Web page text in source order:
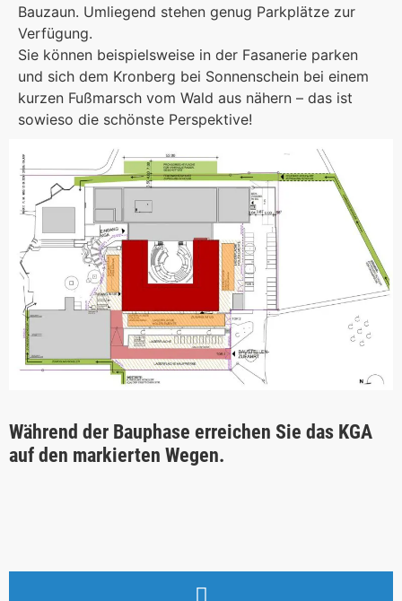
Foto: KGA CC BY NC
Bauzaun. Umliegend stehen genug Parkplätze zur
Verfügung.
Sie können beispielsweise in der Fasanerie parken
und sich dem Kronberg bei Sonnenschein bei einem
kurzen Fußmarsch vom Wald aus nähern – das ist
sowieso die schönste Perspektive!
Während der Bauphase erreichen Sie das KGA
auf den markierten Wegen.